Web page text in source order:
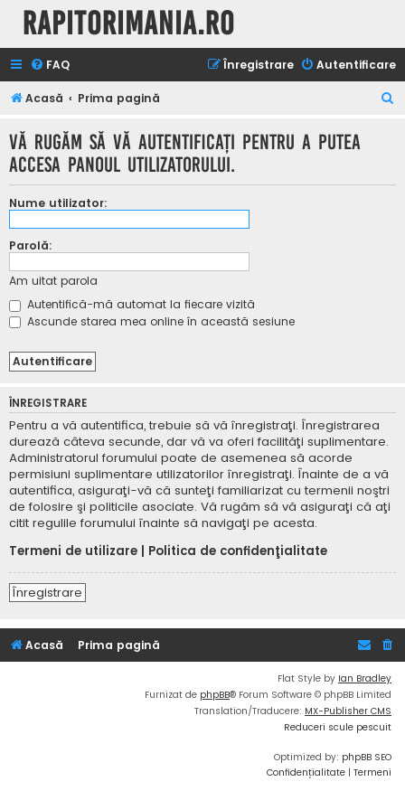
Rapitorimania.ro
FAQ Autentificare
Înregistrare
Acasă Prima pagină
Vă rugăm să vă autentificaţi pentru a putea
accesa Panoul utilizatorului.
Nume utilizator:
Parolă:
Am uitat parola
Autentifică-mă automat la fiecare vizită
Ascunde starea mea online în această sesiune
ÎNREGISTRARE
Pentru a vă autentifica, trebuie să vă înregistraţi. Înregistrarea
durează câteva secunde, dar vă va oferi facilităţi suplimentare.
Administratorul forumului poate de asemenea să acorde
permisiuni suplimentare utilizatorilor înregistraţi. Înainte de a vă
autentifica, asiguraţi-vă că sunteţi familiarizat cu termenii noştri
de folosire şi politicile asociate. Vă rugăm să vă asiguraţi că aţi
citit regulile forumului înainte să navigaţi pe acesta.
Termeni de utilizare
Politica de confidenţialitate
Înregistrare
Acasă Prima pagină
Flat Style by Ian Bradley
Furnizat de phpBB® Forum Software © phpBB Limited
Translation/Traducere: MX-Publisher CMS
Reduceri scule pescuit
Optimized by: phpBB SEO
Confidențialitate | Termeni